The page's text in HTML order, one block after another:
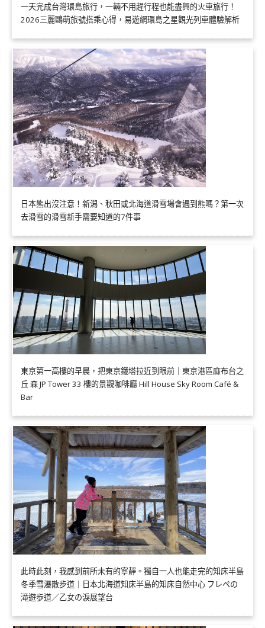
一天完成台灣環島旅行，一輛不用趕行程也能盡興的火車旅行！
2026三麗鷗萌旅號搭乘心得，易遊網環島之星觀光列車體驗解析
日本熊出沒注意！新潟、秋田或北海道滑雪場會遇到熊嗎？第一次
去滑雪的滑雪新手需要知道的7件事
東京第一高樓的早晨，把東京鐵塔拉近到眼前｜東京港區麻布台之
丘 森 JP Tower 33 樓的景觀咖啡廳 Hill House Sky Room Café &
Bar
此時此刻，我感到前所未有的寧靜。獨自一人也能走完的知床半島
冬季雪瀑散步道｜日本北海道知床半島的知床自然中心 フレペの
滝遊歩道／乙女の淚展望台